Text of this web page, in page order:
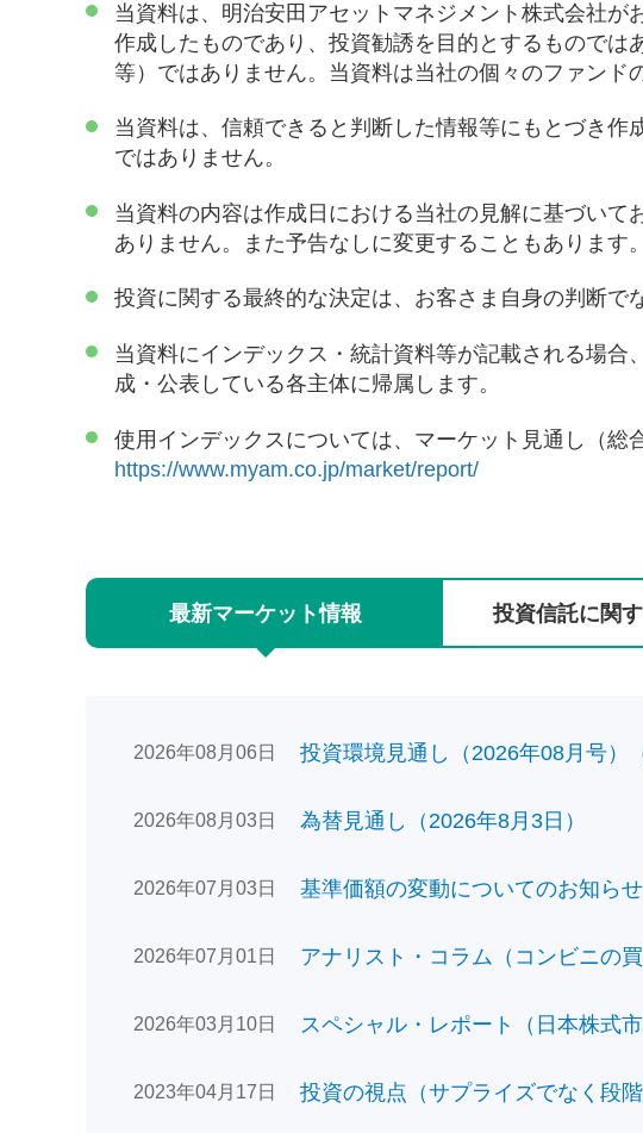
当資料は、明治安田アセットマネジメント株式会社
作成したものであり、投資勧誘を目的とするもので
等）ではありません。当資料は当社の個々のファンド
当資料は、信頼できると判断した情報等にもとづき
ではありません。
当資料の内容は作成日における当社の見解に基づい
ありません。また予告なしに変更することもあります。
投資に関する最終的な決定は、お客さま自身の判断で
当資料にインデックス・統計資料等が記載される場
成・公表している各主体に帰属します。
使用インデックスについては、マーケット見通し（総
https://www.myam.co.jp/market/report/
最新マーケット情報 投資信託に関
2026年08月06日 投資環境見通し（2026年08月号）
2026年08月03日 為替見通し（2026年8月3日）
2026年07月03日 基準価額の変動についてのお知ら
2026年07月01日 アナリスト・コラム（コンビニの
2026年03月10日 スペシャル・レポート（日本株式
2023年04月17日 投資の視点（サプライズでなく段